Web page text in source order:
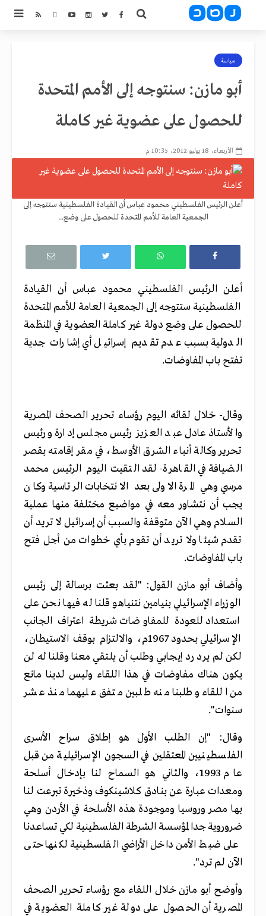
سياسة
أبو مازن: سنتوجه إلى الأمم المتحدة
للحصول على عضوية غير كاملة
الأربعاء، 18 يوليو 2012، 10:35 م
أعلن الرئيس الفلسطيني محمود عباس أن القيادة الفلسطينية ستتوجه إلى
الجمعية العامة للأمم المتحدة للحصول على وضع...
أعلن الرئيس الفلسطيني محمود عباس أن القيادة
الفلسطينية ستتوجه إلى الجمعية العامة للأمم المتحدة
للحصول على وضع دولة غير كاملة العضوية في المنظمة
الدولية بسبب عدم تقديم إسرائيل أي إشارات جدية
تفتح باب المفاوضات.
وقال- خلال لقائه اليوم رؤساء تحرير الصحف المصرية
والأستاذ عادل عبد العزيز رئيس مجلس إدارة ورئيس
تحرير وكالة أنباء الشرق الأوسط، في مقر إقامته بقصر
الضيافة في القاهرة- لقد التقيت اليوم الرئيس محمد
مرسي وهي المرة الاولى بعد الانتخابات الرئاسية وكان
يجب أن نتشاور معه في مواضيع مختلفة منها عملية
السلام وهي الآن متوقفة والسبب أن إسرائيل لا تريد أن
تقدم شيئا ولا تريد أن تقوم بأي خطوات من أجل فتح
باب المفاوضات.
وأضاف أبو مازن القول: "لقد بعثت برسالة إلى رئيس
الوزراء الإسرائيلي بنيامين نتنياهو قلنا له فيها نحن على
استعداد للعودة للمفاوضات شريطة اعتراف الجانب
الإسرائيلي بحدود 1967م، والالتزام بوقف الاستيطان،
لكن لم يرد رد إيجابي وطلب أن يلتقي معنا وقلنا له لن
يكون هناك مفاوضات في هذا اللقاء وليس لدينا مانع
من اللقاء وطلبنا منه طلبين متفق عليهما منذ عشر
سنوات".
وقال: "إن الطلب الأول هو إطلاق سراح الأسرى
الفلسطينيين المعتقلين في السجون الإسرائيلية من قبل
عام 1993، والثاني هو السماح لنا بإدخال أسلحة
ومعدات عبارة عن بنادق كلاشينكوف وذخيرة تبرعت لنا
بها مصر وروسيا وموجودة هذه الأسلحة في الأردن وهي
ضروروية جدا لمؤسسة الشرطة الفلسطينية لكي تساعدنا
على ضبط الأمن داخل الأراضي الفلسطينية لكنها حتى
الآن لم ترد".
وأوضح أبو مازن خلال اللقاء مع رؤساء تحرير الصحف
المصرية أن الحصول على دولة غير كاملة العضوية في